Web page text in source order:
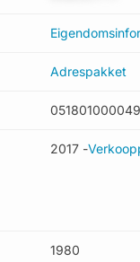
Adrespakket
2017 -
1980